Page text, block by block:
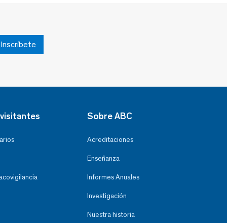
Inscríbete
Sobre ABC
Acreditaciones
Enseñanza
Informes Anuales
Investigación
Nuestra historia